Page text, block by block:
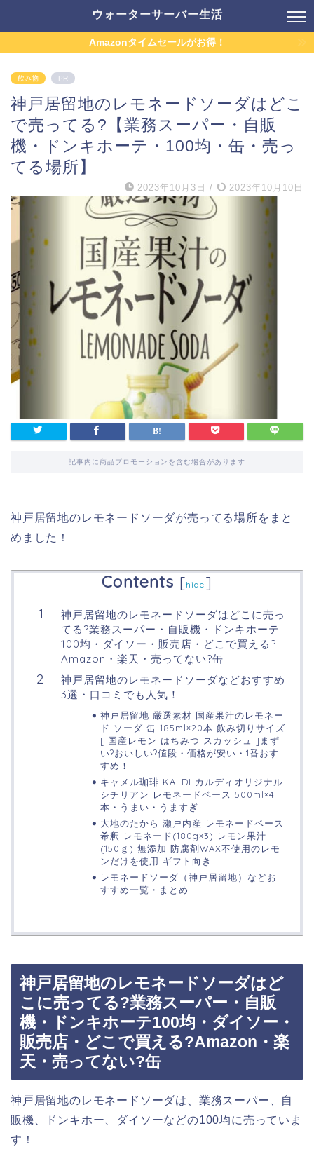
ウォーターサーバー生活
Amazonタイムセールがお得！
飲み物 PR
神戸居留地のレモネードソーダはどこ
で売ってる?【業務スーパー・自販
機・ドンキホーテ・100均・缶・売っ
てる場所】
2023年10月3日 / 2023年10月10日
記事内に商品プロモーションを含む場合があります
神戸居留地のレモネードソーダが売ってる場所をまと
めました！
Contents [hide ]
神戸居留地のレモネードソーダはどこに売っ
てる?業務スーパー・自販機・ドンキホーテ
100均・ダイソー・販売店・どこで買える?
Amazon・楽天・売ってない?缶
神戸居留地のレモネードソーダなどおすすめ
3選・口コミでも人気！
神戸居留地 厳選素材 国産果汁のレモネー
ド ソーダ 缶 185ml×20本 飲み切りサイズ
[ 国産レモン はちみつ スカッシュ ]まず
い?おいしい?値段・価格が安い・1番おす
すめ！
キャメル珈琲 KALDI カルディオリジナル
シチリアン レモネードベース 500ml×4
本・うまい・うますぎ
大地のたから 瀬戸内産 レモネードベース
希釈 レモネード(180g×3) レモン果汁
(150ｇ) 無添加 防腐剤WAX不使用のレモ
ンだけを使用 ギフト向き
レモネードソーダ（神戸居留地）などお
すすめ一覧・まとめ
神戸居留地のレモネードソーダはど
こに売ってる?業務スーパー・自販
機・ドンキホーテ100均・ダイソー・
販売店・どこで買える?Amazon・楽
天・売ってない?缶
神戸居留地のレモネードソーダは、業務スーパー、自
販機、ドンキホー、ダイソーなどの100均に売っていま
す！